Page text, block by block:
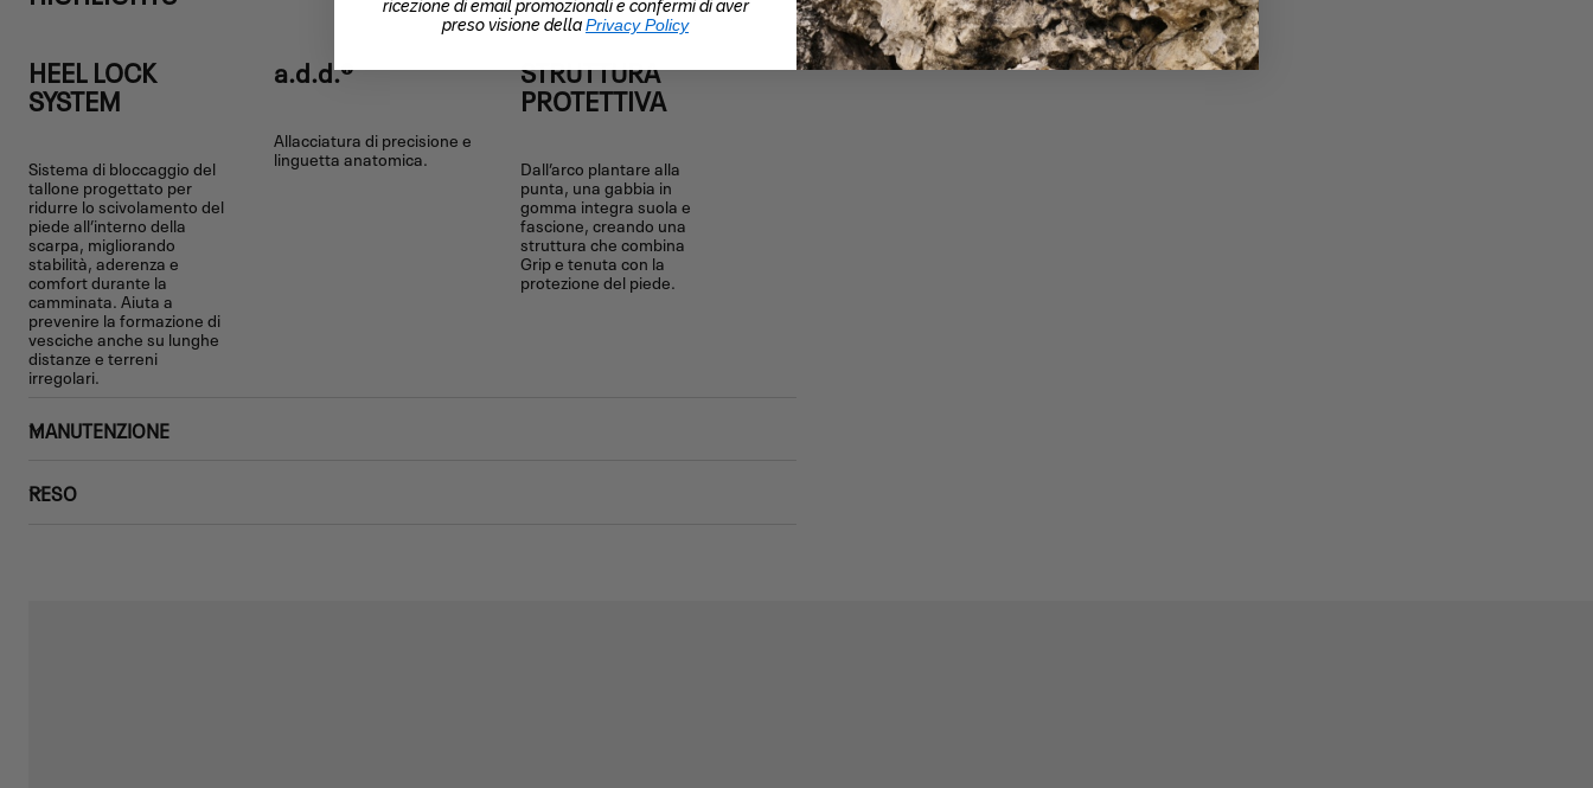
HEEL LOCK
SYSTEM
Sistema di bloccaggio del
tallone progettato per
ridurre lo scivolamento del
piede all’interno della
scarpa, migliorando
stabilità, aderenza e
comfort durante la
camminata. Aiuta a
prevenire la formazione di
vesciche anche su lunghe
distanze e terreni
irregolari.
a.d.d.®
Allacciatura di precisione e
linguetta anatomica.
STRUTTURA
PROTETTIVA
Dall’arco plantare alla
punta, una gabbia in
gomma integra suola e
fascione, creando una
struttura che combina
Grip e tenuta con la
protezione del piede.
MANUTENZIONE
RESO
ricezione di email promozionali e confermi di aver
preso visione dellaPrivacy Policy